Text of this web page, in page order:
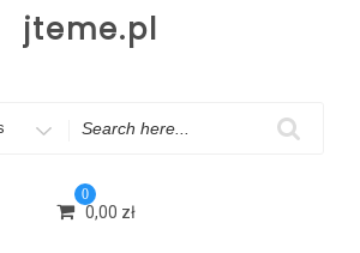
jteme.pl
0
0,00 zł